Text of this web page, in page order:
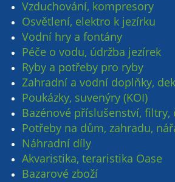
Vzduchování, kompresory
Osvětlení, elektro k jezírku
Vodní hry a fontány
Péče o vodu, údržba jezírek
Ryby a potřeby pro ryby
Zahradní a vodní doplňky,
Poukázky, suvenýry (KOI)
Bazénové příslušenství, filtry,
Potřeby na dům, zahradu,
Náhradní díly
Akvaristika, teraristika Oase
Bazarové zboží